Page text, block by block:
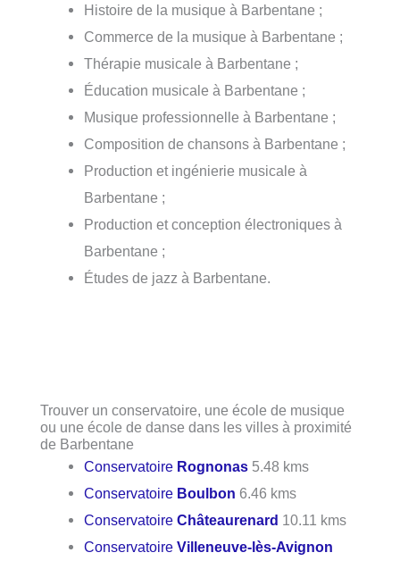
Histoire de la musique à Barbentane ;
Commerce de la musique à Barbentane ;
Thérapie musicale à Barbentane ;
Éducation musicale à Barbentane ;
Musique professionnelle à Barbentane ;
Composition de chansons à Barbentane ;
Production et ingénierie musicale à
Barbentane ;
Production et conception électroniques à
Barbentane ;
Études de jazz à Barbentane.
Trouver un conservatoire, une école de musique
ou une école de danse dans les villes à proximité
de Barbentane
Conservatoire Rognonas 5.48 kms
Conservatoire Boulbon 6.46 kms
ConservatoireChâteaurenard 10.11 kms
ConservatoireVilleneuve-lès-Avignon